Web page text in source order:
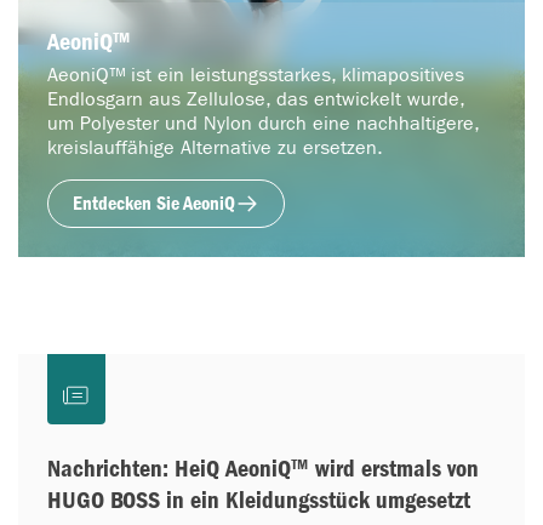
AeoniQ™
AeoniQ™ ist ein leistungsstarkes, klimapositives
Endlosgarn aus Zellulose, das entwickelt wurde,
um Polyester und Nylon durch eine nachhaltigere,
kreislauffähige Alternative zu ersetzen.
Entdecken Sie AeoniQ
Nachrichten: HeiQ AeoniQ™ wird erstmals von
HUGO BOSS in ein Kleidungsstück umgesetzt